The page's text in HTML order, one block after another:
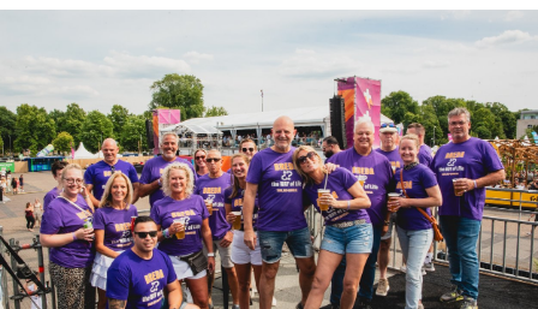
Drinken
Slapen
Recreatief
Winkels
Winkelgebieden
Parkeren
Bezienswaardigheden